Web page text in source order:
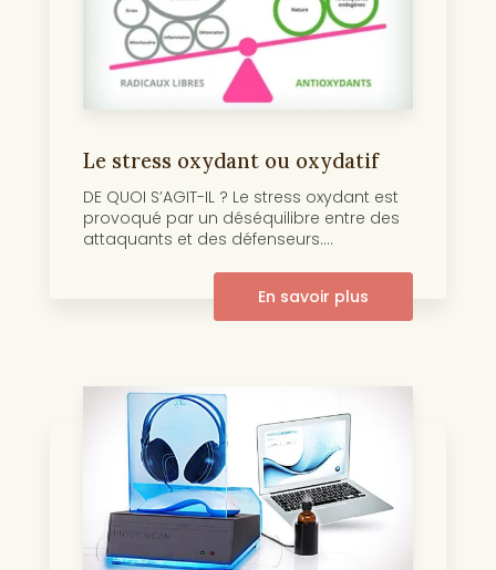
Le stress oxydant ou oxydatif
DE QUOI S’AGIT-IL ? Le stress oxydant est
provoqué par un déséquilibre entre des
attaquants et des défenseurs....
En savoir plus